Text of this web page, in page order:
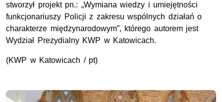
stworzył projekt pn.: „Wymiana wiedzy i umiejętności
funkcjonariuszy Policji z zakresu wspólnych działań o
charakterze międzynarodowym”, którego autorem jest
Wydział Prezydialny KWP w Katowicach.
(KWP w Katowicach / pt)